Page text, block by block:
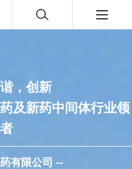
，创新
及新药中间体行业领
有限公司 --